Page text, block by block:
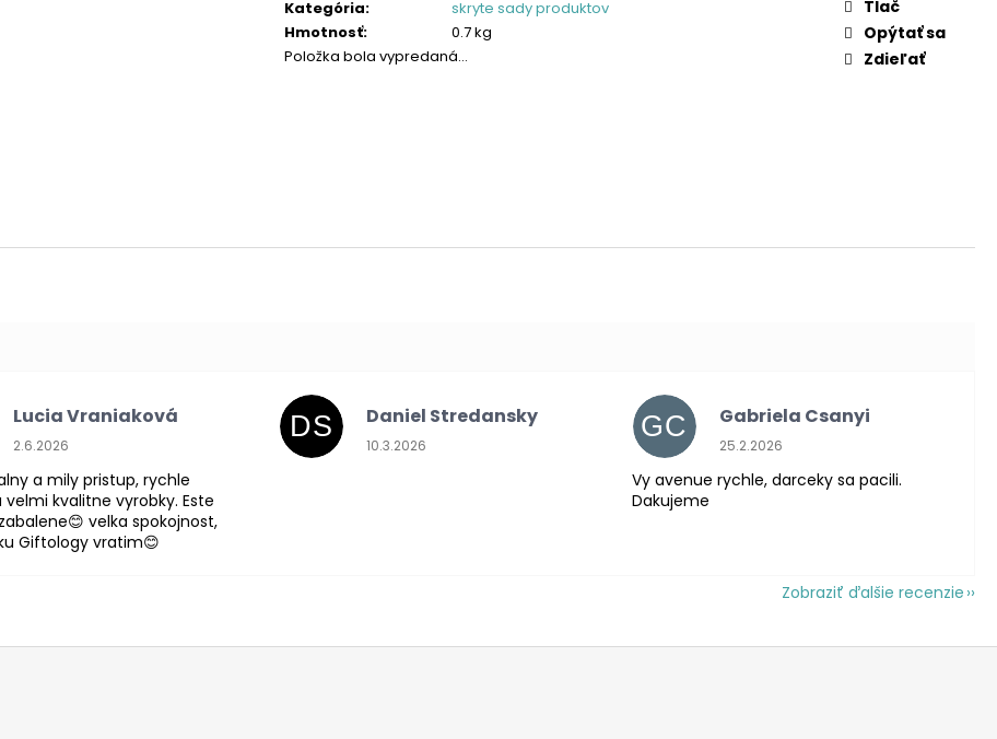
Kategória:
skryte sady produktov
Hmotnosť:
0.7 kg
Položka bola vypredaná…
Tlač
Opýtať sa
Zdieľať
Lucia Vraniaková
Hodnotenie obchodu je 5 z 5 hviezdičiek.
2.6.2026
a mily pristup, rychle
kvalitne vyrobky. Este
velka spokojnost,
Giftology vratim😊
DS Daniel Stredansky
Hodnotenie obchodu je 5 z 5 hviezdičiek.
10.3.2026
GC Gabriela Csanyi
Hodnotenie obchodu je 5 z 5
25.2.2026
Vy avenue rychle, darceky sa pacili.
Dakujeme
Zobraziť ďalšie recenzie